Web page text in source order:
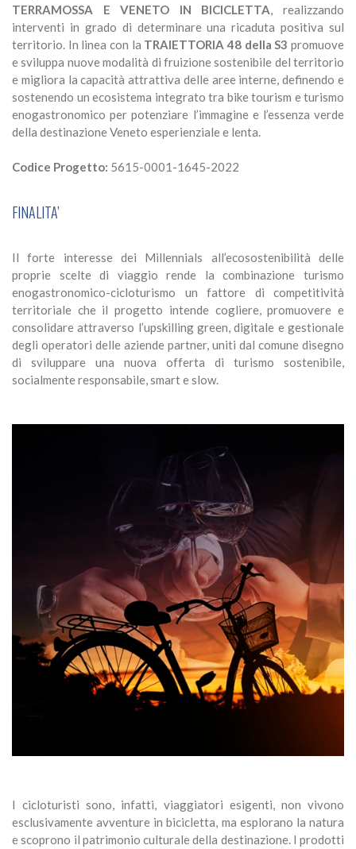
TERRAMOSSA E VENETO IN BICICLETTA, realizzando
interventi in grado di determinare una ricaduta positiva sul
territorio. In linea con la TRAIETTORIA 48 della S3 promuove
e sviluppa nuove modalità di fruizione sostenibile del territorio
e migliora la capacità attrattiva delle aree interne, definendo e
sostenendo un ecosistema integrato tra bike tourism e turismo
enogastronomico per potenziare l’immagine e l’essenza verde
della destinazione Veneto esperienziale e lenta.
Codice Progetto: 5615-0001-1645-2022
FINALITA’
Il forte interesse dei Millennials all’ecosostenibilità delle
proprie scelte di viaggio rende la combinazione turismo
enogastronomico-cicloturismo un fattore di competitività
territoriale che il progetto intende cogliere, promuovere e
consolidare attraverso l’upskilling green, digitale e gestionale
degli operatori delle aziende partner, uniti dal comune disegno
di sviluppare una nuova offerta di turismo sostenibile,
socialmente responsabile, smart e slow.
I cicloturisti sono, infatti, viaggiatori esigenti, non vivono
esclusivamente avventure in bicicletta, ma esplorano la natura
e scoprono il patrimonio culturale della destinazione. I prodotti